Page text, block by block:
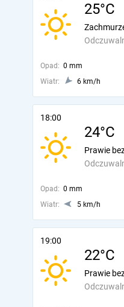
25°C
Opad: 0 mm
Wiatr:
6 km/h
18:00
24°C
Prawie
Opad: 0 mm
Wiatr:
5 km/h
19:00
22°C
Prawie